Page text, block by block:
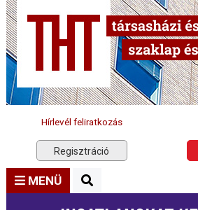
Hírlevél feliratkozás
Regisztráció
MENÜ